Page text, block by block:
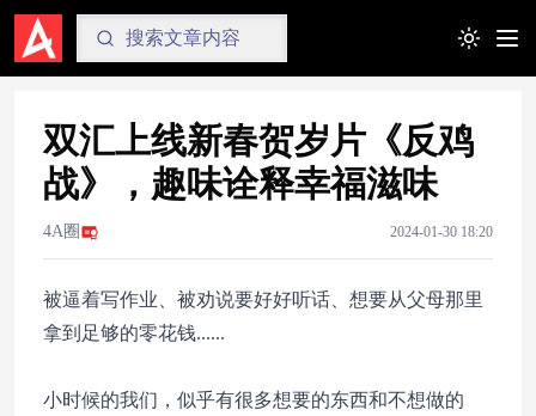
Toggle
双汇上线新春贺岁片《反鸡
战》，趣味诠释幸福滋味
4A圈 2024-01-30 18:20
被逼着写作业、被劝说要好好听话、想要从父母那里
拿到足够的零花钱......
小时候的我们，似乎有很多想要的东西和不想做的